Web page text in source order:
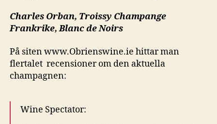
Charles Orban, Troissy Champange
Frankrike, Blanc de Noirs
På siten www.Obrienswine.ie hittar man
flertalet recensioner om den aktuella
champagnen:
Wine Spectator: